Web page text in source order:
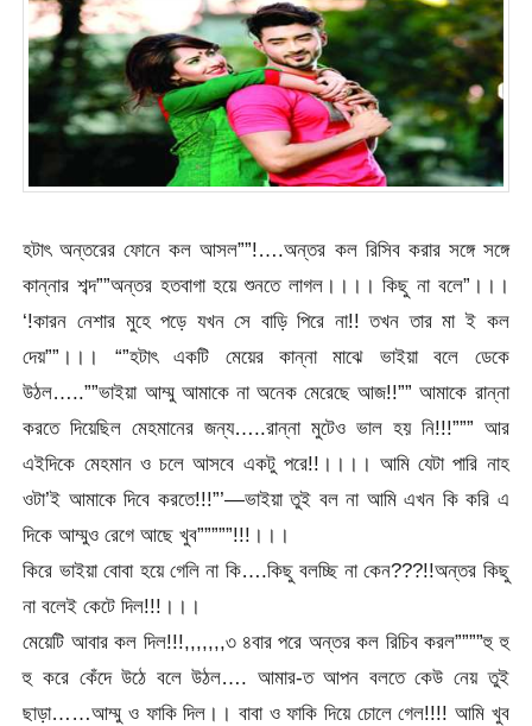
হটাৎ অন্তরের ফোনে কল আসল””!….অন্তর কল রিসিব করার সঙ্গে সঙ্গে
কান্নার শব্দ””অন্তর হতবাগা হয়ে শুনতে লাগল।।।। কিছু না বলে”।।।
‘!কারন নেশার মুহে পড়ে যখন সে বাড়ি পিরে না!! তখন তার মা ই কল
দেয়””।।। “”হটাৎ একটি মেয়ের কান্না মাঝে ভাইয়া বলে ডেকে
উঠল…..””ভাইয়া আম্মু আমাকে না অনেক মেরেছে আজ!!”” আমাকে রান্না
করতে দিয়েছিল মেহমানের জন্য…..রান্না মুটেও ভাল হয় নি!!!””” আর
এইদিকে মেহমান ও চলে আসবে একটু পরে!!।।।। আমি যেটা পারি নাহ
ওটা’ই আমাকে দিবে করতে!!!”’—ভাইয়া তুই বল না আমি এখন কি করি এ
দিকে আম্মুও রেগে আছে খুব”””””!!!।।।
কিরে ভাইয়া বোবা হয়ে গেলি না কি….কিছু বলচ্ছি না কেন???!!অন্তর কিছু
না বলেই কেটে দিল!!!।।।
মেয়েটি আবার কল দিল!!!,,,,,,,৩ ৪বার পরে অন্তর কল রিচিব করল””””হু হু
হু করে কেঁদে উঠে বলে উঠল…. আমার-ত আপন বলতে কেউ নেয় তুই
ছাড়া……আম্মু ও ফাকি দিল।। বাবা ও ফাকি দিয়ে চোলে গেল!!!! আমি খুব